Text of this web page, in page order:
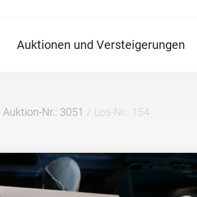
Auktionen und Versteigerungen
Auktion-Nr.: 3051 Los-Nr.: 154